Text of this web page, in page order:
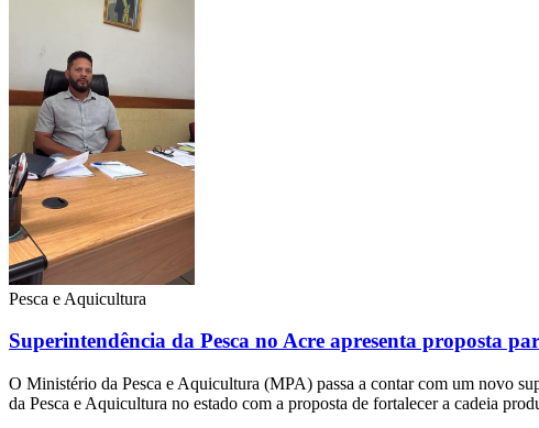
Pesca e Aquicultura
Superintendência da Pesca no Acre apresenta proposta
O Ministério da Pesca e Aquicultura (MPA) passa a contar com um novo
da Pesca e Aquicultura no estado com a proposta de fortalecer a cadeia